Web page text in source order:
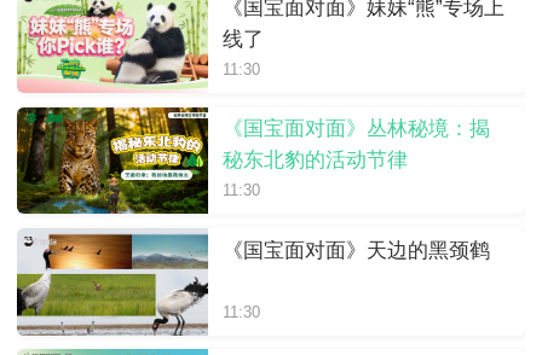
《国宝面对面》妹妹“熊”专场上
线了
11:30
《国宝面对面》丛林秘境：揭
秘东北豹的活动节律
11:30
《国宝面对面》天边的黑颈鹤
11:30